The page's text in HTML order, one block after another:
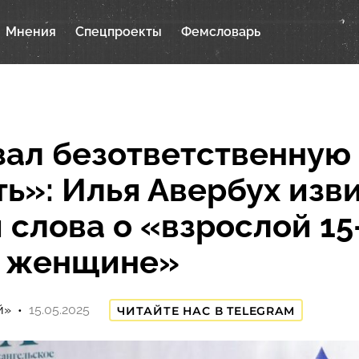
Мнения Спецпроекты Фемсловарь
безответственную
Илья Авербух
слова о «взрослой
женщине»
15.05.2025 ЧИТАЙТЕ НАС В TELEGRAM